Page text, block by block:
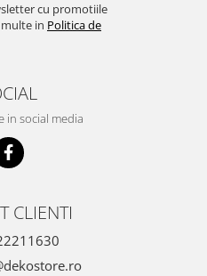
cu promotiile
in Politica de
in social media
CLIENTI